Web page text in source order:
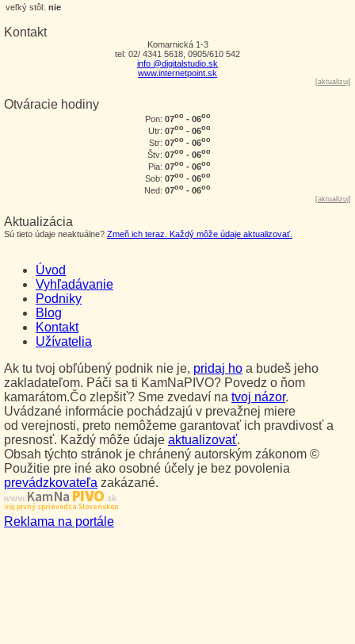
veľký stôl: nie
Kontakt
Komarnická 1-3
tel: 02/ 4341 5618, 0905/610 542
info @digitalstudio.sk
www.internetpoint.sk
[aktualizuj]
Otváracie hodiny
Pon: 07oo - 06oo
Utr: 07oo - 06oo
Str: 07oo - 06oo
Štv: 07oo - 06oo
Pia: 07oo - 06oo
Sob: 07oo - 06oo
Ned: 07oo - 06oo
[aktualizuj]
Aktualizácia
Sú tieto údaje neaktuálne? Zmeň ich teraz. Každý môže údaje aktualizovať.
Úvod
Vyhľadávanie
Podniky
Blog
Kontakt
Užívatelia
Ak tu tvoj obľúbený podnik nie je, pridaj ho a budeš jeho
zakladateľom. Páči sa ti KamNaPIVO? Povedz o ňom
kamarátom.Čo zlepšiť? Sme zvedaví na tvoj názor.
Uvádzané informácie pochádzajú v prevažnej miere
od verejnosti, preto nemôžeme garantovať ich pravdivosť a
presnosť. Každý môže údaje aktualizovať.
Obsah týchto stránok je chránený autorským zákonom ©
Použitie pre iné ako osobné účely je bez povolenia
prevádzkovateľa zakázané.
www.Kam NaPIVO.sk
Tvoj pivný sprievodca Slovenskom
Reklama na portále